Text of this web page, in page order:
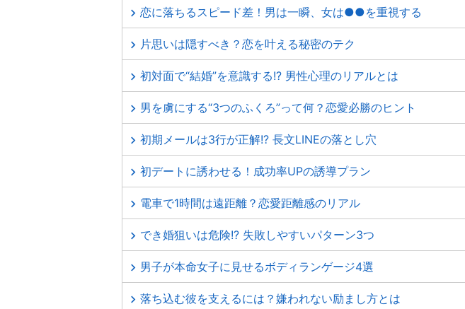
恋に落ちるスピード差！男は一瞬、女は●●を重視する
片思いは隠すべき？恋を叶える秘密のテク
初対面で“結婚”を意識する!? 男性心理のリアルとは
男を虜にする“3つのふくろ”って何？恋愛必勝のヒント
初期メールは3行が正解!? 長文LINEの落とし穴
初デートに誘わせる！成功率UPの誘導プラン
電車で1時間は遠距離？恋愛距離感のリアル
でき婚狙いは危険!? 失敗しやすいパターン3つ
男子が本命女子に見せるボディランゲージ4選
落ち込む彼を支えるには？嫌われない励まし方とは